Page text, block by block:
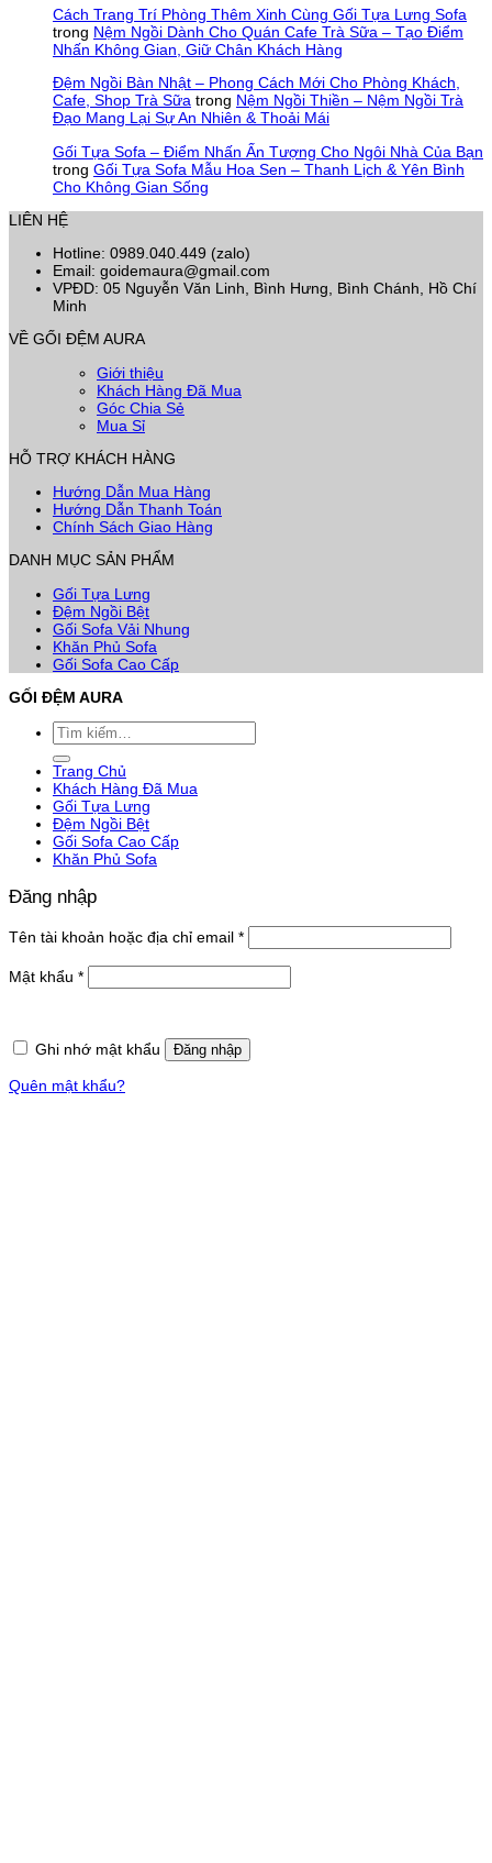
Cách Trang Trí Phòng Thêm Xinh Cùng Gối Tựa Lưng Sofa
trong Nệm Ngồi Dành Cho Quán Cafe Trà Sữa – Tạo Điểm
Nhấn Không Gian, Giữ Chân Khách Hàng
Đệm Ngồi Bàn Nhật – Phong Cách Mới Cho Phòng Khách,
Cafe, Shop Trà Sữa trong Nệm Ngồi Thiền – Nệm Ngồi Trà
Đạo Mang Lại Sự An Nhiên & Thoải Mái
Gối Tựa Sofa – Điểm Nhấn Ấn Tượng Cho Ngôi Nhà Của Bạn
trong Gối Tựa Sofa Mẫu Hoa Sen – Thanh Lịch & Yên Bình
Cho Không Gian Sống
LIÊN HỆ
Hotline: 0989.040.449 (zalo)
Email: goidemaura@gmail.com
VPĐD: 05 Nguyễn Văn Linh, Bình Hưng, Bình Chánh, Hồ Chí
Minh
VỀ GỐI ĐỆM AURA
Giới thiệu
Khách Hàng Đã Mua
Góc Chia Sẻ
Mua Sỉ
HỖ TRỢ KHÁCH HÀNG
Hướng Dẫn Mua Hàng
Hướng Dẫn Thanh Toán
Chính Sách Giao Hàng
DANH MỤC SẢN PHẨM
Gối Tựa Lưng
Đệm Ngồi Bệt
Gối Sofa Vải Nhung
Khăn Phủ Sofa
Gối Sofa Cao Cấp
GỐI ĐỆM AURA
Tìm
kiếm:
Trang Chủ
Khách Hàng Đã Mua
Gối Tựa Lưng
Đệm Ngồi Bệt
Gối Sofa Cao Cấp
Khăn Phủ Sofa
Đăng nhập
Tên tài khoản hoặc địa chỉ email *Bắt
buộc
Mật khẩu *Bắt
buộc
Ghi nhớ mật khẩu Đăng nhập
Quên mật khẩu?